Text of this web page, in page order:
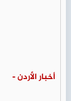
أخبار الأردن -